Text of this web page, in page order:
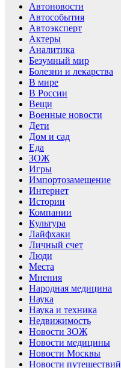
Автоновости
Автособытия
Автоэксперт
Актеры
Аналитика
Безумный мир
Болезни и лекарства
В мире
В России
Вещи
Военные новости
Дети
Дом и сад
Еда
ЗОЖ
Игры
Импортозамещение
Интернет
Истории
Компании
Культура
Лайфхаки
Личный счет
Люди
Места
Мнения
Народная медицина
Наука
Наука и техника
Недвижимость
Новости ЗОЖ
Новости медицины
Новости Москвы
Новости путешествий